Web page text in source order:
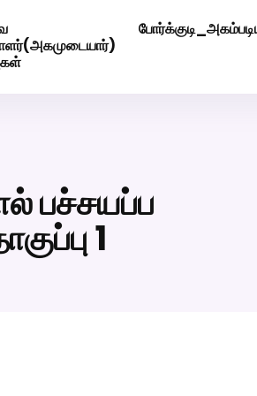
பச்சயப்ப
1
திருமண சேவை! வாட்ஸப் எண்: